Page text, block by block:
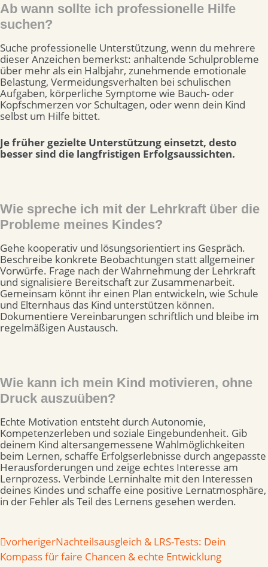
Ab wann sollte ich professionelle Hilfe
suchen?
Suche professionelle Unterstützung, wenn du mehrere
dieser Anzeichen bemerkst: anhaltende Schulprobleme
über mehr als ein Halbjahr, zunehmende emotionale
Belastung, Vermeidungsverhalten bei schulischen
Aufgaben, körperliche Symptome wie Bauch- oder
Kopfschmerzen vor Schultagen, oder wenn dein Kind
selbst um Hilfe bittet.
Je früher gezielte Unterstützung einsetzt, desto
besser sind die langfristigen Erfolgsaussichten.
Wie spreche ich mit der Lehrkraft über die
Probleme meines Kindes?
Gehe kooperativ und lösungsorientiert ins Gespräch.
Beschreibe konkrete Beobachtungen statt allgemeiner
Vorwürfe. Frage nach der Wahrnehmung der Lehrkraft
und signalisiere Bereitschaft zur Zusammenarbeit.
Gemeinsam könnt ihr einen Plan entwickeln, wie Schule
und Elternhaus das Kind unterstützen können.
Dokumentiere Vereinbarungen schriftlich und bleibe im
regelmäßigen Austausch.
Wie kann ich mein Kind motivieren, ohne
Druck auszuüben?
Echte Motivation entsteht durch Autonomie,
Kompetenzerleben und soziale Eingebundenheit. Gib
deinem Kind altersangemessene Wahlmöglichkeiten
beim Lernen, schaffe Erfolgserlebnisse durch angepasste
Herausforderungen und zeige echtes Interesse am
Lernprozess. Verbinde Lerninhalte mit den Interessen
deines Kindes und schaffe eine positive Lernatmosphäre,
in der Fehler als Teil des Lernens gesehen werden.
vorherigerNachteilsausgleich & LRS-Tests: Dein
Kompass für faire Chancen & echte Entwicklung